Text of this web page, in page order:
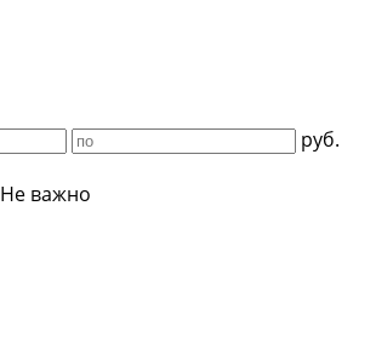
руб.
Не важно